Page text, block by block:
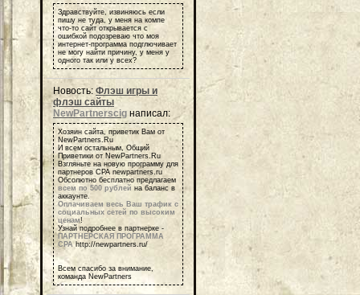
Здравствуйте, извиняюсь если
пишу не туда, у меня на компе
что-то сайт открывается с
ошибкой подозреваю что моя
интернет-программа подглючивает
не могу найти причину, у меня у
одного так или у всех?
Новость: Флэш игры и
флэш сайты
NewPartnerscig написал:
Хозяин сайта, приветик Вам от
NewPartners.Ru
И всем остальным, Общий
Приветики от NewPartners.Ru
Взгляньте на новую программу для
партнеров СРА newpartners.ru
Обсолютно бесплатно предлагаем
всем по 500 рублей на баланс в
аккаунте.
Оплачиваем весь Ваш трафик с
социальных сетей по высоким
ценам!
Узнай подробнее в партнерке -
ПАРТНЕРСКАЯ ПРОГРАММА
СРАhttp://newpartners.ru/
Всем спасибо за внимание,
команда NewPartners